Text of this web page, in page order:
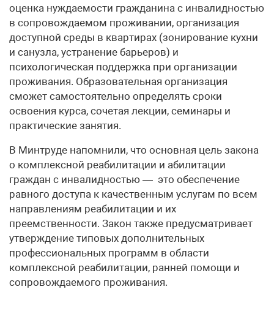
оценка нуждаемости гражданина с инвалидностью
в сопровождаемом проживании, организация
доступной среды в квартирах (зонирование кухни
и санузла, устранение барьеров) и
психологическая поддержка при организации
проживания. Образовательная организация
сможет самостоятельно определять сроки
освоения курса, сочетая лекции, семинары и
практические занятия.
В Минтруде напомнили, что основная цель закона
о комплексной реабилитации и абилитации
граждан с инвалидностью — это обеспечение
равного доступа к качественным услугам по всем
направлениям реабилитации и их
преемственности. Закон также предусматривает
утверждение типовых дополнительных
профессиональных программ в области
комплексной реабилитации, ранней помощи и
сопровождаемого проживания.